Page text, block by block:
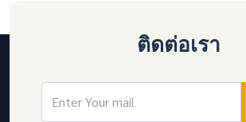
ติดต่อเรา